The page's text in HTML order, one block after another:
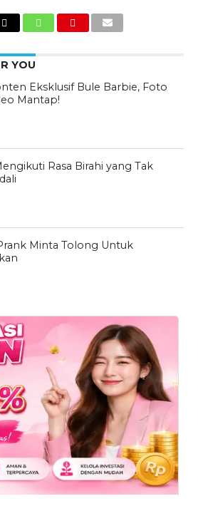
YOU
Eksklusif Bule Barbie, Foto
Mantap!
Rasa Birahi yang Tak
Minta Tolong Untuk